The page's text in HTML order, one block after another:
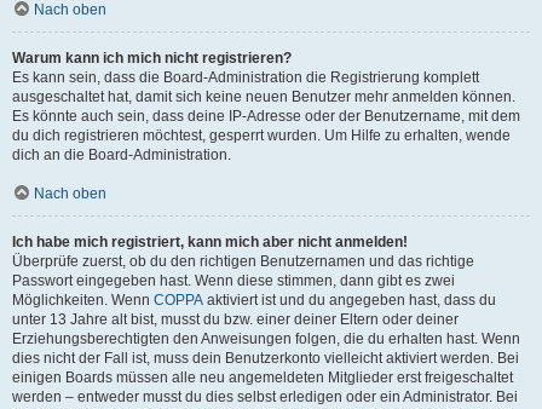
Nach oben
Warum kann ich mich nicht registrieren?
Es kann sein, dass die Board-Administration die Registrierung komplett
ausgeschaltet hat, damit sich keine neuen Benutzer mehr anmelden können.
Es könnte auch sein, dass deine IP-Adresse oder der Benutzername, mit dem
du dich registrieren möchtest, gesperrt wurden. Um Hilfe zu erhalten, wende
dich an die Board-Administration.
Nach oben
Ich habe mich registriert, kann mich aber nicht anmelden!
Überprüfe zuerst, ob du den richtigen Benutzernamen und das richtige
Passwort eingegeben hast. Wenn diese stimmen, dann gibt es zwei
Möglichkeiten. Wenn COPPA aktiviert ist und du angegeben hast, dass du
unter 13 Jahre alt bist, musst du bzw. einer deiner Eltern oder deiner
Erziehungsberechtigten den Anweisungen folgen, die du erhalten hast. Wenn
dies nicht der Fall ist, muss dein Benutzerkonto vielleicht aktiviert werden. Bei
einigen Boards müssen alle neu angemeldeten Mitglieder erst freigeschaltet
werden – entweder musst du dies selbst erledigen oder ein Administrator. Bei